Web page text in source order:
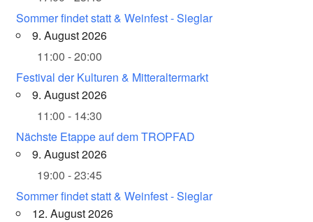
Sommer findet statt & Weinfest - Sieglar
9. August 2026
11:00 - 20:00
Festival der Kulturen & Mitteraltermarkt
9. August 2026
11:00 - 14:30
Nächste Etappe auf dem TROPFAD
9. August 2026
19:00 - 23:45
Sommer findet statt & Weinfest - Sieglar
12. August 2026